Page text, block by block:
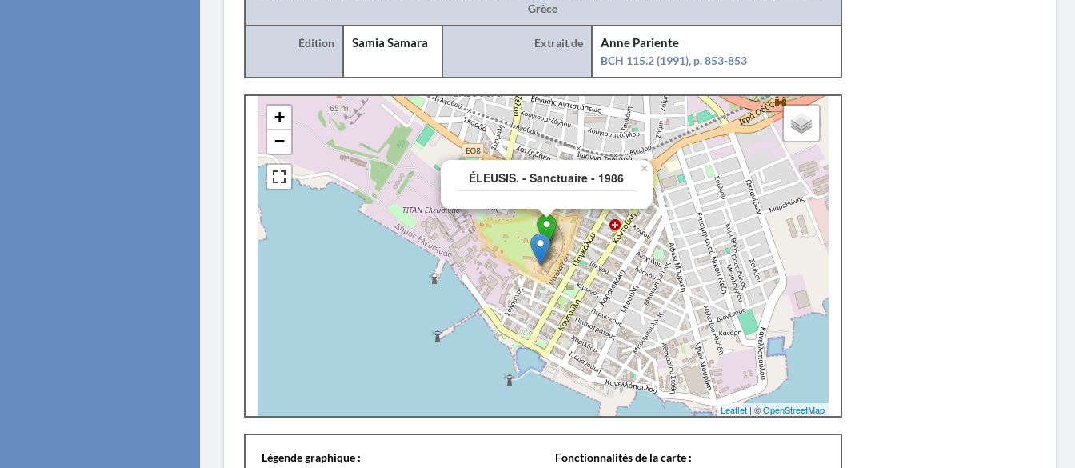
Grèce
Édition Samia Samara Extrait de
Anne Pariente
BCH 115.2 (1991), p. 853-853
ÉLEUSIS. - Sanctuaire - 1986
×
+
−
Leaflet| ©OpenStreetMap
Légende graphique :
Fonctionnalités de la carte :